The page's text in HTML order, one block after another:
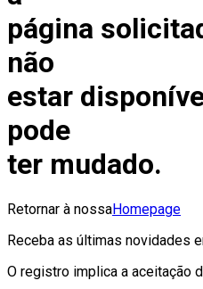
página
não
estar
pode
ter mudado.
Retornar à nossaHomepage
Receba as últimas novidades
O registro implica a aceitação